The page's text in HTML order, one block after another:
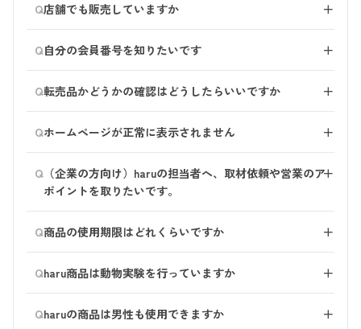
削除されることがございます。 この場合、当社では正
常に配信できたことになり、判断ができません。 お手
数ですが、ご使用のセキュリティソフトの設定をご確認
いただき、迷惑メール除外の設定をお願いいたします。
■プロバイダの迷惑メールサービスにより、拒否/削除
ックする無料サービスが標準設定されている場合がござ
います。 この場合、当社では正常に配信できたことに
ス対策ソフトの設定を確認していただいても問題ない場
合、お手数ですが、ご利用のプロバイダに迷惑メールサ
ービスがあるかご確認をお願いいたします。
■メールボックスの最大容量を超えてしまっている メ
確認ください。
■ご登録いただいたメールアドレスが間違っている 特
方が多いので、ご注意ください。
ください。
・店舗にてご購入いただいた商品のご返品はお受付でき
かねます。ご了承ください。
の事故等で破損が生じた場合、 またはご注文内容と異
なる商品が届いた場合は、速やかに交換させていただき
ます。 恐れ入りますが、haruお客様センターまでご連絡
ください。
※公式ショップ以外で購入された商品（転売品）は交換
い場合は、交換はお断りさせていただきます。ご了承く
ださい。
Q店舗でも販売していますか
＋
こちらのページをご参考にされてください。
取り扱い店舗一覧
※店舗によって、在庫や取り扱い商品が異なります。
在庫状況は直接店舗へお問い合わせいただくか、お近く
Q自分の会員番号を知りたいです
＋
票」の右上に記載しております。 お買上げ伝票がお手
元にない場合は、haruお客様センターまでお問い合わせ
ください。
Q転売品かどうかの確認はどうしたらいいですか
＋
商品が正規商品です。
楽天市場、Yahoo!ショッピング、Amazonでもharuの公
式ショップを出店しております。 「haru公式」と記載の
あるショップにてお買い求めください。
haruでは、どの商品も1つ1つ、心を込めてお作りしてお
ります。 お客様におかれましても、転売品の購入はお
ます。 また、転売品はアフターサービスの対象外とさ
せていただきます。
Qホームページが正常に表示されません
＋
でのご利用を推奨しております。
■推奨のインターネットブラウザ ＞『Google
Chrome（最新版）』 ＞『Safari（最新版）』
※上記以外のブラウザをご利用の場合、正しく表示され
ない場合や、機能の一部が正しく動作しない場合があり
Q （企業の方向け）haruの担当者へ、取材依頼や営業のア
ポイントを取りたいです。
＋
絡をお願いいたします。
お問い合わせフォームやお客様センターのメールアドレ
スは、 haruをご利用いただいているお客様のご用件にお
答えするためにご用意しております。 お客様にできる
かぎり早く返答できるよう努めておりますので、企業の
Q商品の使用期限はどれくらいですか
＋
製造から3年は品質を保つことができるよう製造してお
ります。
開封後はできるだけ早くご使用ください。
Qharu商品は動物実験を行っていますか
＋
ん。 また、今後も行う予定はございません。
Qharuの商品は男性も使用できますか
＋